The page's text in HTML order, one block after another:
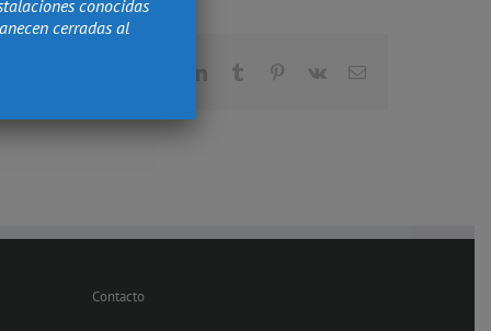
RedditLinkedInTumblr Pinterest
Vk
Correo
Contacto
conocidas
cerradas al